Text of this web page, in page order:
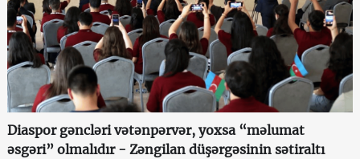
Diaspor gəncləri vətənpərvər, yoxsa “məlumat
əsgəri” olmalıdır - Zəngilan düşərgəsinin sətiraltı